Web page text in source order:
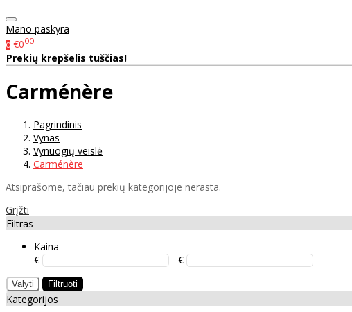
Mano paskyra
0 €000
Prekių krepšelis tuščias!
Carménère
Pagrindinis
Vynas
Vynuogių veislė
Carménère
Atsiprašome, tačiau prekių kategorijoje nerasta.
Grįžti
Filtras
Kaina
€
- €
Valyti Filtruoti
Kategorijos